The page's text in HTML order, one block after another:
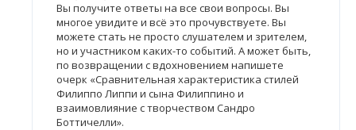
Вы получите ответы на все свои вопросы. Вы
многое увидите и всё это прочувствуете. Вы
можете стать не просто слушателем и зрителем,
но и участником каких-то событий. А может быть,
по возвращении с вдохновением напишете
очерк «Сравнительная характеристика стилей
Филиппо Липпи и сына Филиппино и
взаимовлияние с творчеством Сандро
Боттичелли».